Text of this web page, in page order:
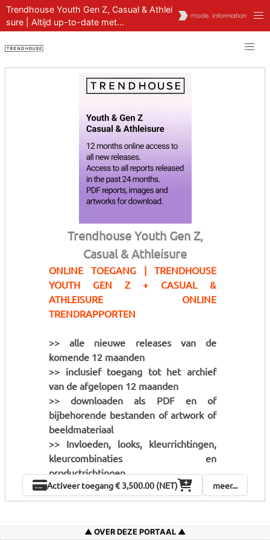
Trendhouse Youth Gen Z, Casual & Athlei
sure | Altijd up-to-date met
lidmaatschappen voor kleur- en
trendvoorspellingen
Trendhouse Youth Gen Z,
Casual & Athleisure
ONLINE TOEGANG | TRENDHOUSE
YOUTH GEN Z + CASUAL &
ATHLEISURE ONLINE
TRENDRAPPORTEN
>> alle nieuwe releases van de
komende 12 maanden
>> inclusief toegang tot het archief
van de afgelopen 12 maanden
>> downloaden als PDF en of
bijbehorende bestanden of artwork of
beeldmateriaal
>> Invloeden, looks, kleurrichtingen,
kleurcombinaties en
productrichtingen.
Activeer toegang€ 3,500.00 (NET) meer...
OVER DEZE PORTAAL